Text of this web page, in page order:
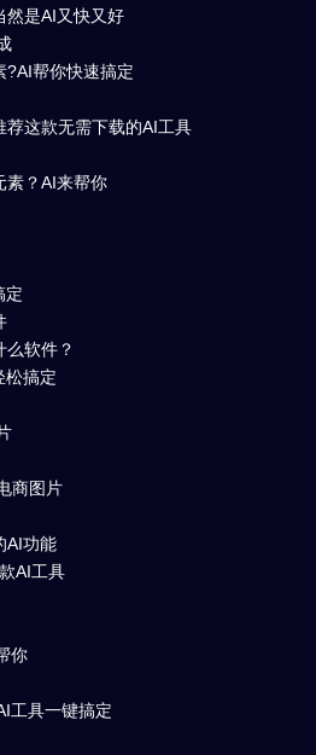
然是AI又快又好
?AI帮你快速搞定
这款无需下载的AI工具
素？AI来帮你
定
么软件？
松搞定
商图片
AI功能
AI工具
你
工具一键搞定